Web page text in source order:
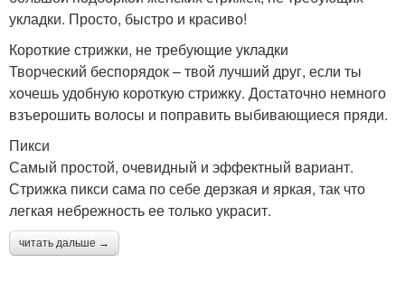
укладки. Просто, быстро и красиво!
Короткие стрижки, не требующие укладки
Творческий беспорядок – твой лучший друг, если ты
хочешь удобную короткую стрижку. Достаточно немного
взъерошить волосы и поправить выбивающиеся пряди.
Пикси
Самый простой, очевидный и эффектный вариант.
Стрижка пикси сама по себе дерзкая и яркая, так что
легкая небрежность ее только украсит.
читать дальше →